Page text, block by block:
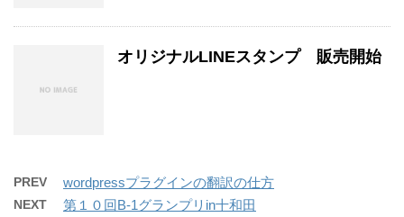
オリジナルLINEスタンプ 販売開始
PREV wordpressプラグインの翻訳の仕方
NEXT 第１０回B-1グランプリin十和田